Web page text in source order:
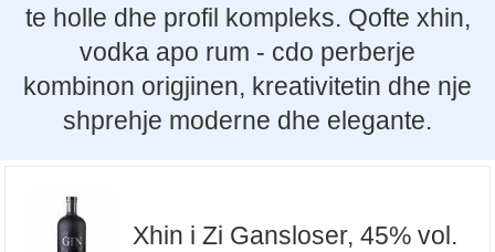
te holle dhe profil kompleks. Qofte xhin,
vodka apo rum - cdo perberje
kombinon origjinen, kreativitetin dhe nje
shprehje moderne dhe elegante.
Xhin i Zi Gansloser, 45% vol.